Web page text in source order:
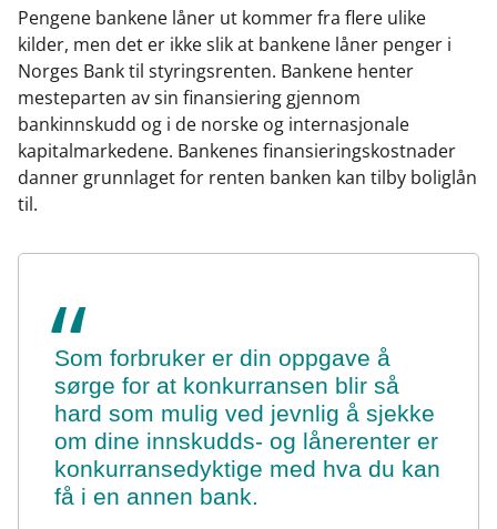
k
n
Pengene bankene låner ut kommer fra flere ulike
kilder, men det er ikke slik at bankene låner penger i
Norges Bank til styringsrenten. Bankene henter
mesteparten av sin finansiering gjennom
bankinnskudd og i de norske og internasjonale
kapitalmarkedene. Bankenes finansieringskostnader
danner grunnlaget for renten banken kan tilby boliglån
til.
Som forbruker er din oppgave å
sørge for at konkurransen blir så
hard som mulig ved jevnlig å sjekke
om dine innskudds- og lånerenter er
konkurransedyktige med hva du kan
få i en annen bank.